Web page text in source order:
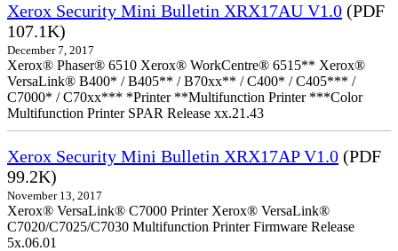
Xerox Security Mini Bulletin XRX17AU V1.0 (PDF
107.1K)
December 7, 2017
Xerox® Phaser® 6510 Xerox® WorkCentre® 6515** Xerox®
VersaLink® B400* / B405** / B70xx** / C400* / C405*** /
C7000* / C70xx*** *Printer **Multifunction Printer ***Color
Multifunction Printer SPAR Release xx.21.43
Xerox Security Mini Bulletin XRX17AP V1.0 (PDF
99.2K)
November 13, 2017
Xerox® VersaLink® C7000 Printer Xerox® VersaLink®
C7020/C7025/C7030 Multifunction Printer Firmware Release
5x.06.01